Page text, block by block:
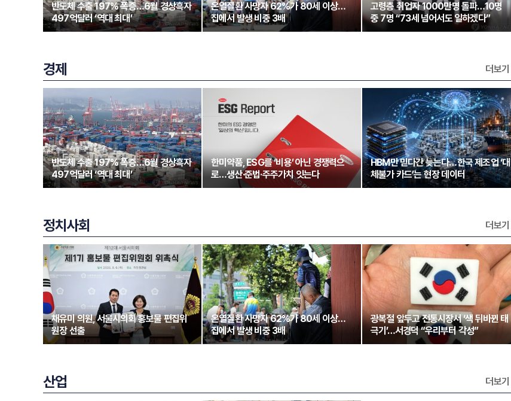
반도체 수출 197% 폭증…6월 경상흑자
497억달러 ‘역대 최대’
온열질환 사망자 62%가 80세 이상…
집에서 발생 비중 3배
고령층 취업자 1000만명 돌파…10명
중 7명 “73세 넘어서도 일하겠다”
경제 더보기
반도체 수출 197% 폭증…6월 경상흑자
497억달러 ‘역대 최대’
한미약품, ESG를 ‘비용’ 아닌 경쟁력으
로…생산·준법·주주가치 잇는다
HBM만 믿다간 늦는다…한국 제조업 ‘대
체불가 카드’는 현장 데이터
정치사회 더보기
채유미 의원, 서울시의회 홍보물 편집위
원장 선출
온열질환 사망자 62%가 80세 이상…
집에서 발생 비중 3배
광복절 앞두고 전통시장서 ‘색 뒤바뀐 태
극기’…서경덕 “우리부터 각성”
산업 더보기